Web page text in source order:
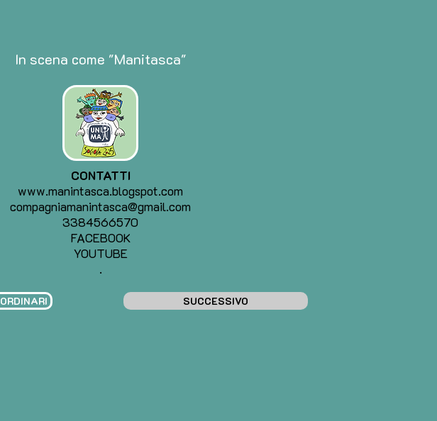
In scena come "Manitasca"
CONTATTI
www.manintasca.blogspot.com
compagniamanintasca@gmail.com
3384566570
FACEBOOK
YOUTUBE
.
SUCCESSIVO